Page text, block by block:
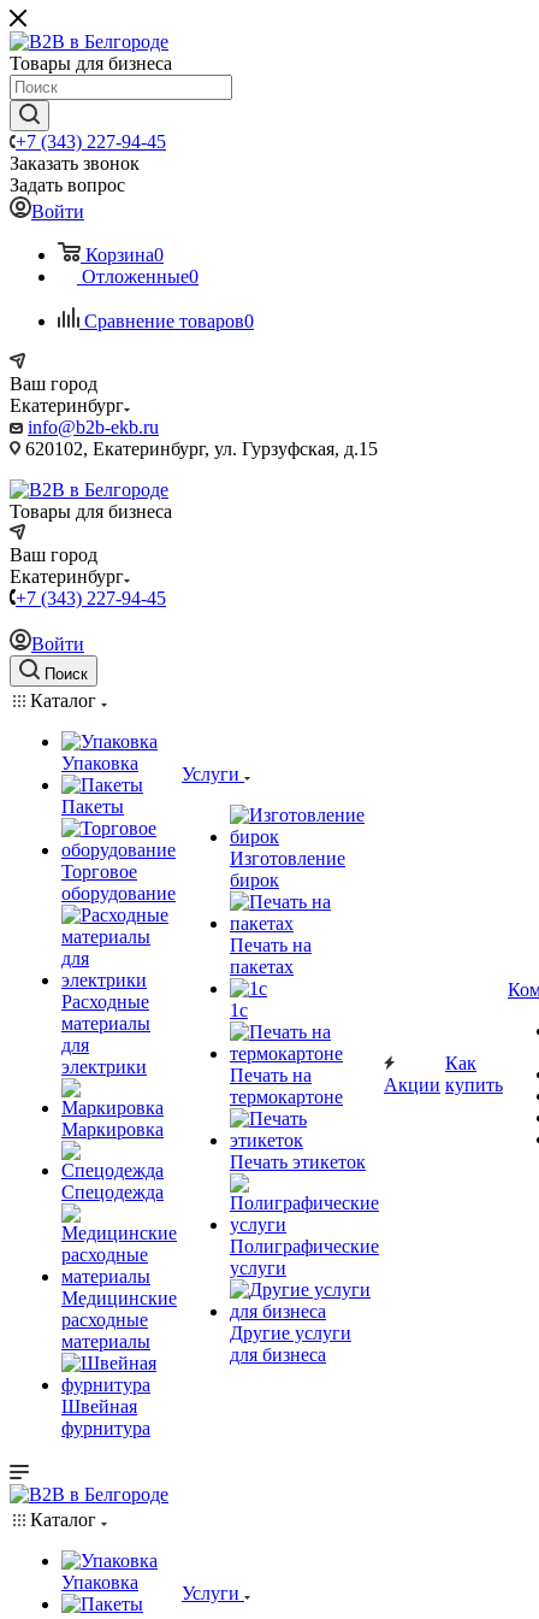
Товары для бизнеса
+7 (343) 227-94-45
Заказать звонок
Задать вопрос
Войти
Корзина0
Отложенные0
Сравнение товаров0
Ваш город
Екатеринбург
info@b2b-ekb.ru
620102, Екатеринбург, ул. Гурзуфская, д.15
Товары для бизнеса
Ваш город
Екатеринбург
+7 (343) 227-94-45
Войти
Поиск
Каталог
Упаковка
Пакеты
Торговое
оборудование
Расходные
материалы
для
электрики
Маркировка
Спецодежда
Медицинские
расходные
материалы
Швейная
фурнитура
Услуги
Изготовление
бирок
Печать на
пакетах
1c
Печать на
термокартоне
Печать этикеток
Полиграфические
услуги
Другие услуги
для бизнеса
Акции
Как
купить
Каталог
Упаковка
Услуги